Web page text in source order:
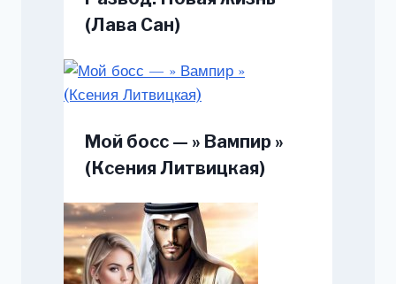
(Лава Сан)
Мой босс — » Вампир »
(Ксения Литвицкая)